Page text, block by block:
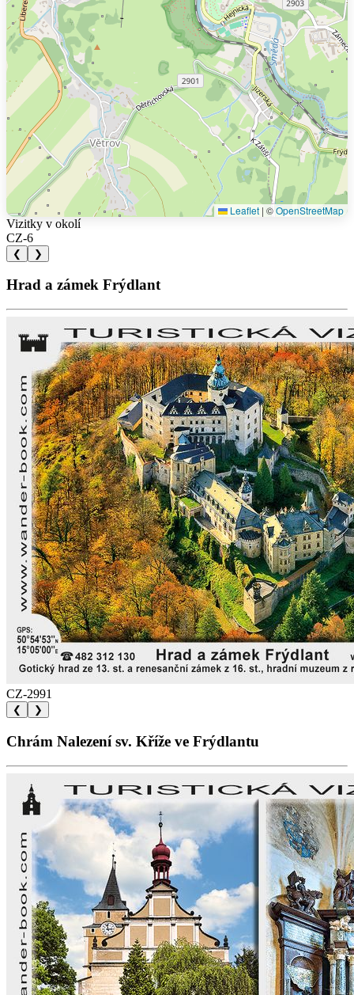
Leaflet | ©OpenStreetMap
Vizitky v okolí
CZ-6
❮ ❯
Hrad a zámek Frýdlant
CZ-2991
❮ ❯
Chrám Nalezení sv. Kříže ve Frýdlantu